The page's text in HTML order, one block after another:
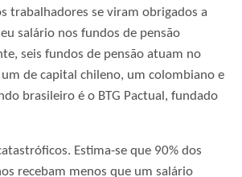
trabalhadores se viram obrigados a
salário nos fundos de pensão
seis fundos de pensão atuam no
um de capital chileno, um colombiano e
brasileiro é o BTG Pactual, fundado
Estima-se que 90% dos
recebam menos que um salário